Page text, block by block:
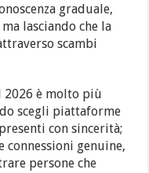
graduale,
lasciando che la
scambi
2026 è molto più
scegli piattaforme
con sincerità;
connessioni genuine,
persone che